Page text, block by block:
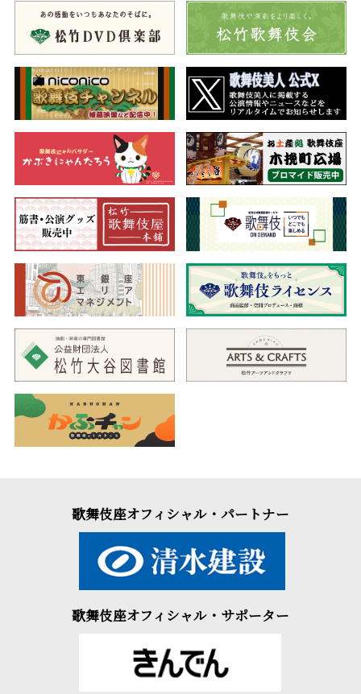
歌舞伎座オフィシャル・パートナー
歌舞伎座オフィシャル・サポーター